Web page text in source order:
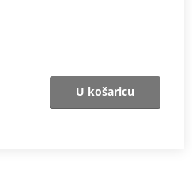
U košaricu